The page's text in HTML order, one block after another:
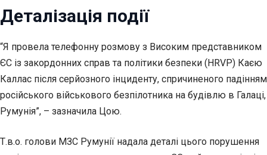
Деталізація події
“Я провела телефонну розмову з Високим представником
ЄС із закордонних справ та політики безпеки (HRVP) Каєю
Каллас після серйозного інциденту, спричиненого падінням
російського військового безпілотника на будівлю в Галаці,
Румунія”, – зазначила Цою.
Т.в.о. голови МЗС Румунії надала деталі цього порушення